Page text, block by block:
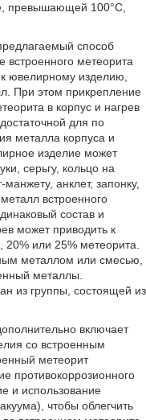
превышающей 100°С,
способ
встроенного метеорита
ювелирному изделию,
При этом прикрепление
в корпус и нагрев
для по
металла корпуса и
изделие может
серьгу, кольцо на
анклет, запонку,
встроенного
состав и
может приводить к
или 25% метеорита.
металлом или смесью,
металлы.
из группы, состоящей из
включает
со встроенным
метеорит
противокоррозионного
и использование
чтобы облегчить